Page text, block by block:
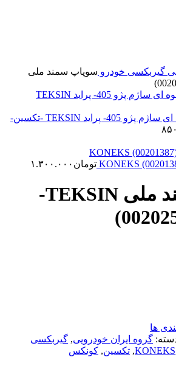
گیربکسی خودرو سوپاپ سمند ملی
سنسور دور موتور قهوه ای ساژم پژو 405- پراید TEKSIN -تکسین-
تومان ۱.۳۰۰.۰۰۰
سوپاپ سمند ملی TEKSIN-
ها
گروه ایران خودرویی, گیربکسی
KONEKS
, تکسین, کونکس